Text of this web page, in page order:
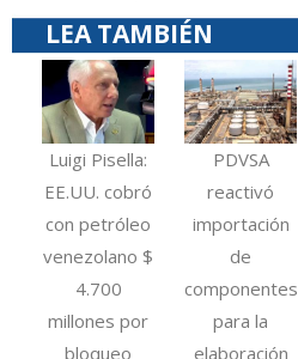
LEA TAMBIÉN
Luigi Pisella:
EE.UU. cobró
con petróleo
venezolano $
4.700
millones por
bloqueo
PDVSA
reactivó
importación
de
componentes
para la
elaboración